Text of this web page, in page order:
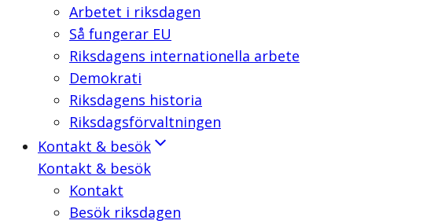
Arbetet i riksdagen
Så fungerar EU
Riksdagens internationella arbete
Demokrati
Riksdagens historia
Riksdagsförvaltningen
Kontakt & besök
Kontakt & besök
Kontakt
Besök riksdagen